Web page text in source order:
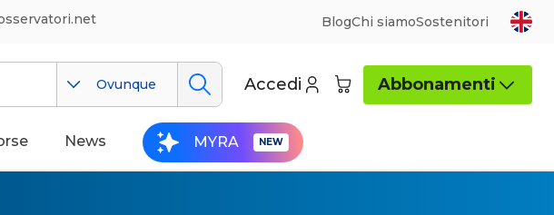
BlogChi siamoSostenitori
Ovunque Accedi Abbonamenti
News MYRA